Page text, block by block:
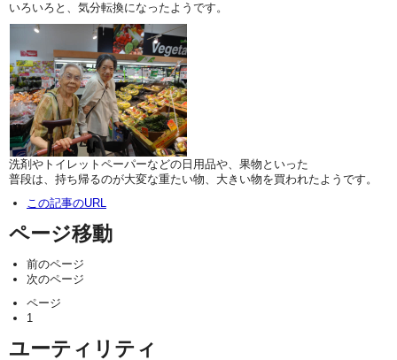
いろいろと、気分転換になったようです。
洗剤やトイレットペーパーなどの日用品や、果物といった
普段は、持ち帰るのが大変な重たい物、大きい物を買われたようです。
この記事のURL
ページ移動
前のページ
次のページ
ページ
1
ユーティリティ